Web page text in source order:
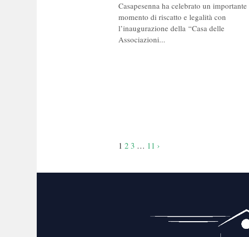
Casapesenna ha celebrato un importante
momento di riscatto e legalità con
l’inaugurazione della “Casa delle
Associazioni...
Navigazione
1 2 3 … 11 ›